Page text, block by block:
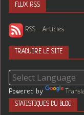
FLUX RSS
RSS - Articles
TRADUIRE LE SITE
Powered by
STATISTIQUES DU BLOG